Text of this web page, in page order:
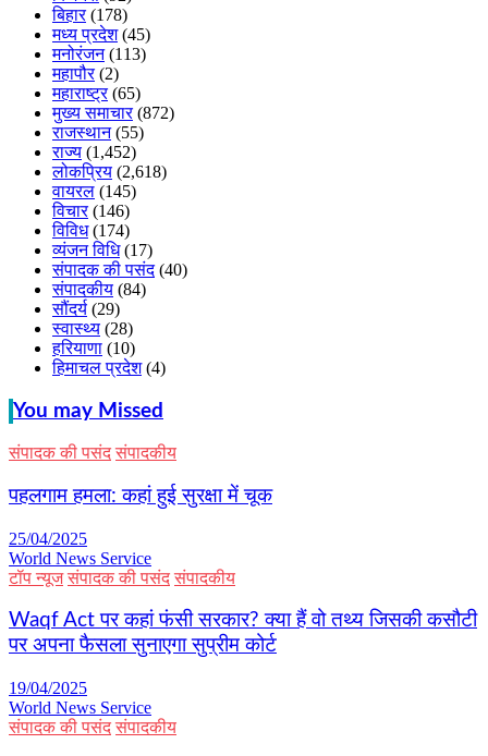
बिहार(178)
मध्य प्रदेश(45)
मनोरंजन(113)
महापौर(2)
महाराष्ट्र(65)
मुख्य समाचार(872)
राजस्थान(55)
राज्य (1,452)
लोकप्रिय (2,618)
वायरल (145)
विचार(146)
विविध(174)
व्यंजन विधि(17)
संपादक की पसंद(40)
संपादकीय (84)
सौंदर्य (29)
स्वास्थ्य (28)
हरियाणा (10)
हिमाचल प्रदेश(4)
You may Missed
संपादक की पसंद संपादकीय
पहलगाम हमला: कहां हुई सुरक्षा में चूक
25/04/2025
World News Service
टॉप न्यूज संपादक की पसंद संपादकीय
Waqf Act पर कहां फंसी सरकार? क्या हैं वो तथ्य जिसकी कसौटी
पर अपना फैसला सुनाएगा सुप्रीम कोर्ट
19/04/2025
World News Service
संपादक की पसंद संपादकीय